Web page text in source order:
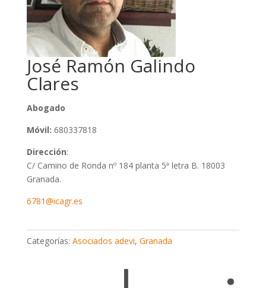
José Ramón Galindo
Clares
Abogado
Móvil: 680337818
Dirección:
C/ Camino de Ronda nº 184 planta 5ª letra B. 18003
Granada.
6781@icagr.es
Categorías: Asociados adevi, Granada